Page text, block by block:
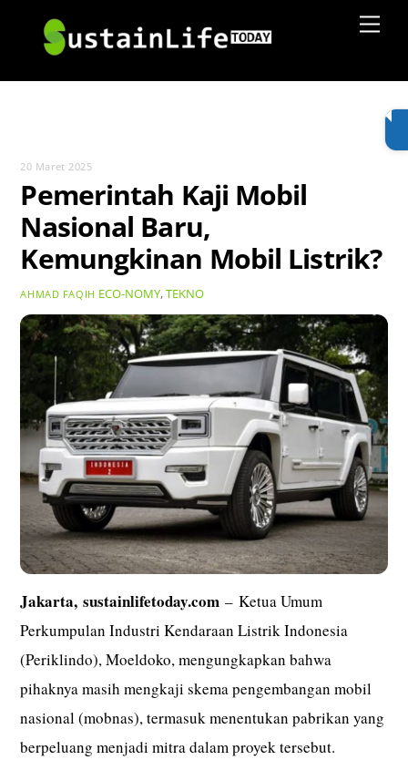
content
20 Maret 2025
Pemerintah Kaji Mobil
Nasional Baru,
Kemungkinan Mobil Listrik?
AHMAD FAQIH ECO-NOMY,TEKNO
Jakarta,sustainlifetoday.com – Ketua Umum
Perkumpulan Industri Kendaraan Listrik Indonesia
(Periklindo), Moeldoko, mengungkapkan bahwa
pihaknya masih mengkaji skema pengembangan mobil
nasional (mobnas), termasuk menentukan pabrikan yang
berpeluang menjadi mitra dalam proyek tersebut.